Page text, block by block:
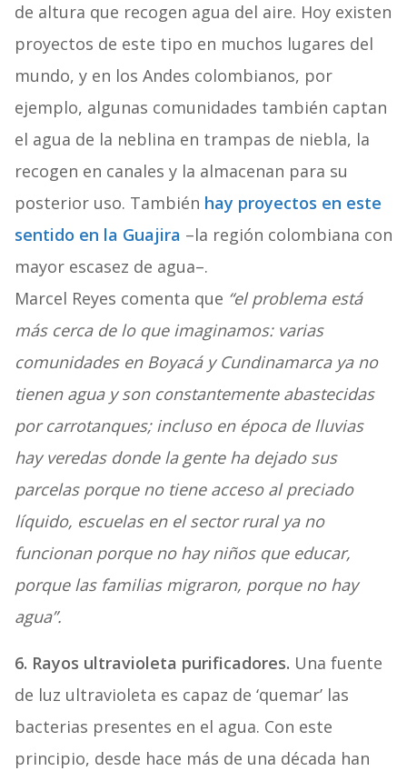
de altura que recogen agua del aire. Hoy existen
proyectos de este tipo en muchos lugares del
mundo, y en los Andes colombianos, por
ejemplo, algunas comunidades también captan
el agua de la neblina en trampas de niebla, la
recogen en canales y la almacenan para su
posterior uso. También hay proyectos en este
sentido en la Guajira –la región colombiana con
mayor escasez de agua–.
Marcel Reyes comenta que “el problema está
más cerca de lo que imaginamos: varias
comunidades en Boyacá y Cundinamarca ya no
tienen agua y son constantemente abastecidas
por carrotanques; incluso en época de lluvias
hay veredas donde la gente ha dejado sus
parcelas porque no tiene acceso al preciado
líquido, escuelas en el sector rural ya no
funcionan porque no hay niños que educar,
porque las familias migraron, porque no hay
agua”.
6. Rayos ultravioleta purificadores. Una fuente
de luz ultravioleta es capaz de ‘quemar’ las
bacterias presentes en el agua. Con este
principio, desde hace más de una década han